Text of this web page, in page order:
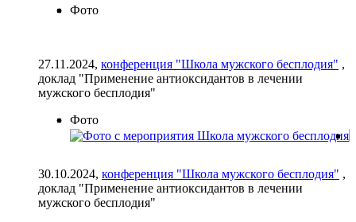
Фото
27.11.2024, конференция "Школа мужского бесплодия" ,
доклад "Применение антиоксидантов в лечении
мужского бесплодия"
Фото
30.10.2024, конференция "Школа мужского бесплодия" ,
доклад "Применение антиоксидантов в лечении
мужского бесплодия"